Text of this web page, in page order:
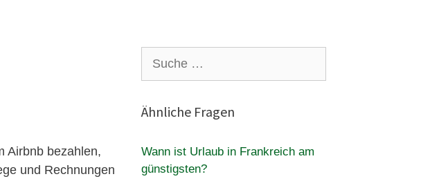
Airbnb bezahlen,
und Rechnungen
nach:
Ähnliche Fragen
Wann ist Urlaub in Frankreich am
günstigsten?